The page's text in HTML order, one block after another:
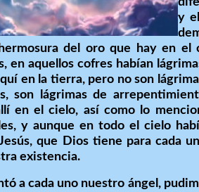
y
del oro que hay en
en aquellos cofres habían
en la tierra, pero no son
son lágrimas de
en el cielo, así como lo
y aunque en todo el cielo
que Dios tiene para cada
existencia.
a cada uno nuestro ángel,